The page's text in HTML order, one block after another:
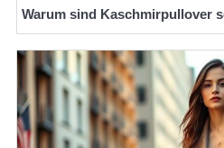
Warum sind Kaschmirpullover